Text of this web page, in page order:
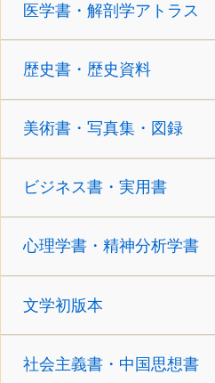
医学書・解剖学アトラス
歴史書・歴史資料
美術書・写真集・図録
ビジネス書・実用書
心理学書・精神分析学書
文学初版本
社会主義書・中国思想書